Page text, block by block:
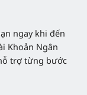
ngay khi đến
Khoản Ngân
trợ từng bước